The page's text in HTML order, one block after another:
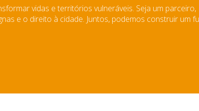
vidas e territórios vulneráveis. Seja um parceiro,
e o direito à cidade. Juntos, podemos construir um